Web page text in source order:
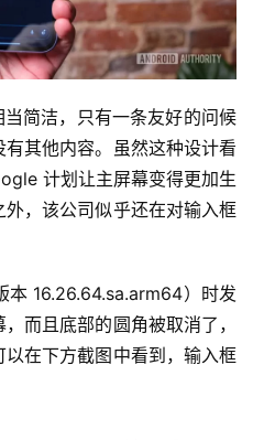
简洁，只有一条友好的问候
其他内容。虽然这种设计看
计划让主屏幕变得更加生
，该公司似乎还在对输入框
16.26.64.sa.arm64）时发
而且底部的圆角被取消了，
在下方截图中看到，输入框